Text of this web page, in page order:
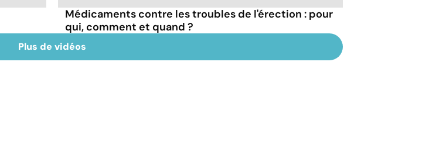
Médicaments contre les troubles de l'érection : pour
qui, comment et quand ?
Plus de vidéos